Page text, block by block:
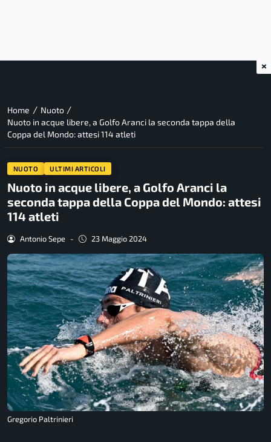
Home / Nuoto /
Nuoto in acque libere, a Golfo Aranci la seconda tappa della
Coppa del Mondo: attesi 114 atleti
NUOTO ULTIMI ARTICOLI
Nuoto in acque libere, a Golfo Aranci la
seconda tappa della Coppa del Mondo: attesi
114 atleti
Antonio Sepe - 23 Maggio 2024
Gregorio Paltrinieri
×